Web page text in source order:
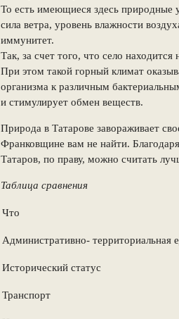
То есть имеющиеся здесь природные
сила ветра, уровень влажности
иммунитет.
Так, за счет того, что село
При этом такой горный климат
организма к различным
и стимулирует обмен веществ.
Природа в Татарове завораживает
Франковщине вам не найти.
Татаров, по праву, можно считать
Таблица сравнения
Что
Административно- территориальная
Исторический статус
Транспорт